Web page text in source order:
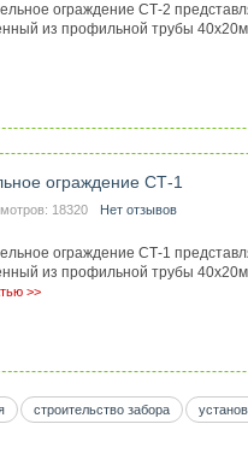
ограждение СТ-2
из профильной трубы
ограждение СТ-1
18320 Нет отзывов
ограждение СТ-1
из профильной трубы
>>
строительство забора